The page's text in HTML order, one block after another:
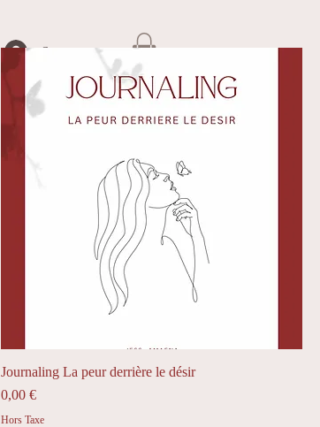
Se connecter
Journaling La peur derrière le désir
Prix
0,00 €
Hors Taxe